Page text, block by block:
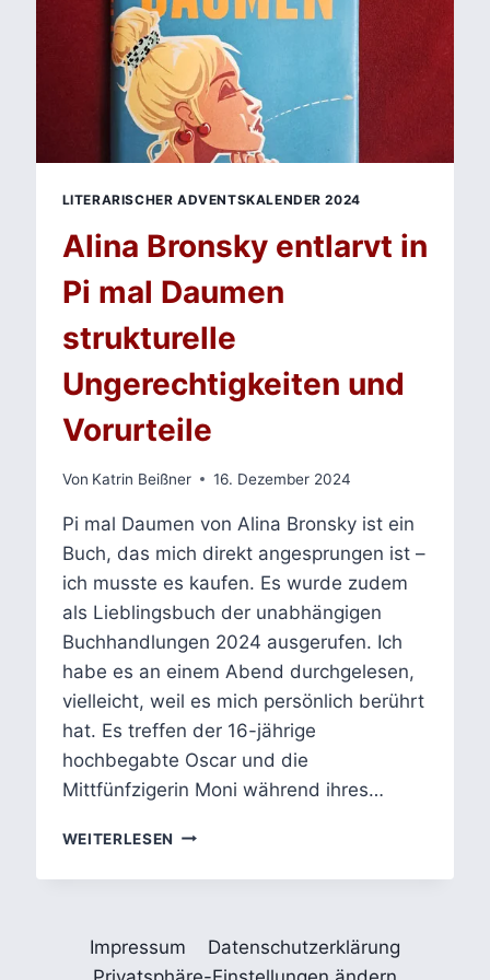
LITERARISCHER ADVENTSKALENDER 2024
Alina Bronsky entlarvt in
Pi mal Daumen
strukturelle
Ungerechtigkeiten und
Vorurteile
Von Katrin Beißner 16. Dezember 2024
Pi mal Daumen von Alina Bronsky ist ein
Buch, das mich direkt angesprungen ist –
ich musste es kaufen. Es wurde zudem
als Lieblingsbuch der unabhängigen
Buchhandlungen 2024 ausgerufen. Ich
habe es an einem Abend durchgelesen,
vielleicht, weil es mich persönlich berührt
hat. Es treffen der 16-jährige
hochbegabte Oscar und die
Mittfünfzigerin Moni während ihres…
WEITERLESEN ALINA
ENTLARVT
MAL
DAUMEN
Impressum
Datenschutzerklärung